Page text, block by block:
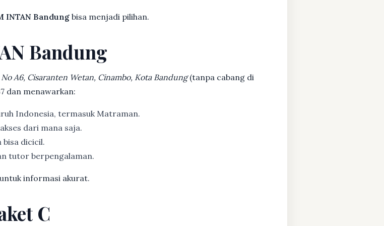
INTAN Bandung bisa menjadi pilihan.
Bandung
A6, Cisaranten Wetan, Cinambo, Kota Bandung(tanpa cabang di
dan menawarkan:
Indonesia, termasuk Matraman.
dari mana saja.
bisa dicicil.
tutor berpengalaman.
informasi akurat.
C